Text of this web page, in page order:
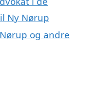
Ny Nørup
og andre